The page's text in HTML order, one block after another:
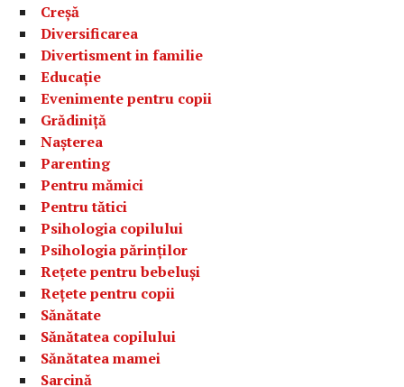
Creșă
Diversificarea
Divertisment in familie
Educație
Evenimente pentru copii
Grădiniță
Nașterea
Parenting
Pentru mămici
Pentru tătici
Psihologia copilului
Psihologia părinților
Rețete pentru bebeluși
Rețete pentru copii
Sănătate
Sănătatea copilului
Sănătatea mamei
Sarcină